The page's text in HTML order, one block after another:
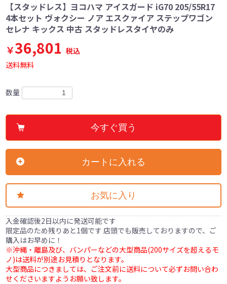
【スタッドレス】ヨコハマ アイスガード iG70 205/55R17
4本セット ヴォクシー ノア エスクァイア ステップワゴン
セレナ キックス 中古 スタッドレスタイヤのみ
￥36,801 税込
送料無料
数量
今すぐ買う
カートに入れる
お気に入り
入金確認後2日以内に発送可能です
限定品のため残りあと1個です 店頭でも販売しておりますので、ご
購入はお早めに！
※沖縄・離島及び、バンパーなどの大型商品(200サイズを超えるモ
ノ)は送料が別途お見積りとなります。
大型商品につきましては、ご注文前に送料について必ずお問い合わ
せくださいますようお願い致します。